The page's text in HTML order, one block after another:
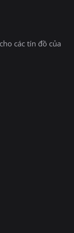
các tín đồ của